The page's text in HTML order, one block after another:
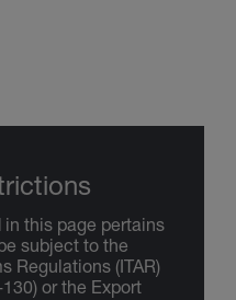
in this page pertains
subject to the
Regulations (ITAR)
or the Export